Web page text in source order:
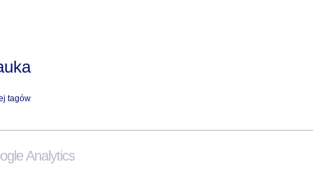
tagów
Analytics